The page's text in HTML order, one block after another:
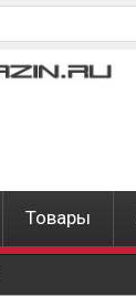
Товары